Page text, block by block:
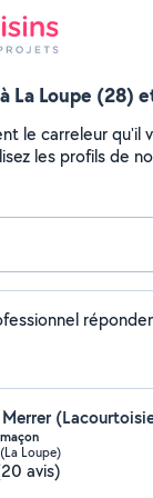
La Loupe (28)
le carreleur qu'il
les profils de
Loupe)
avis)